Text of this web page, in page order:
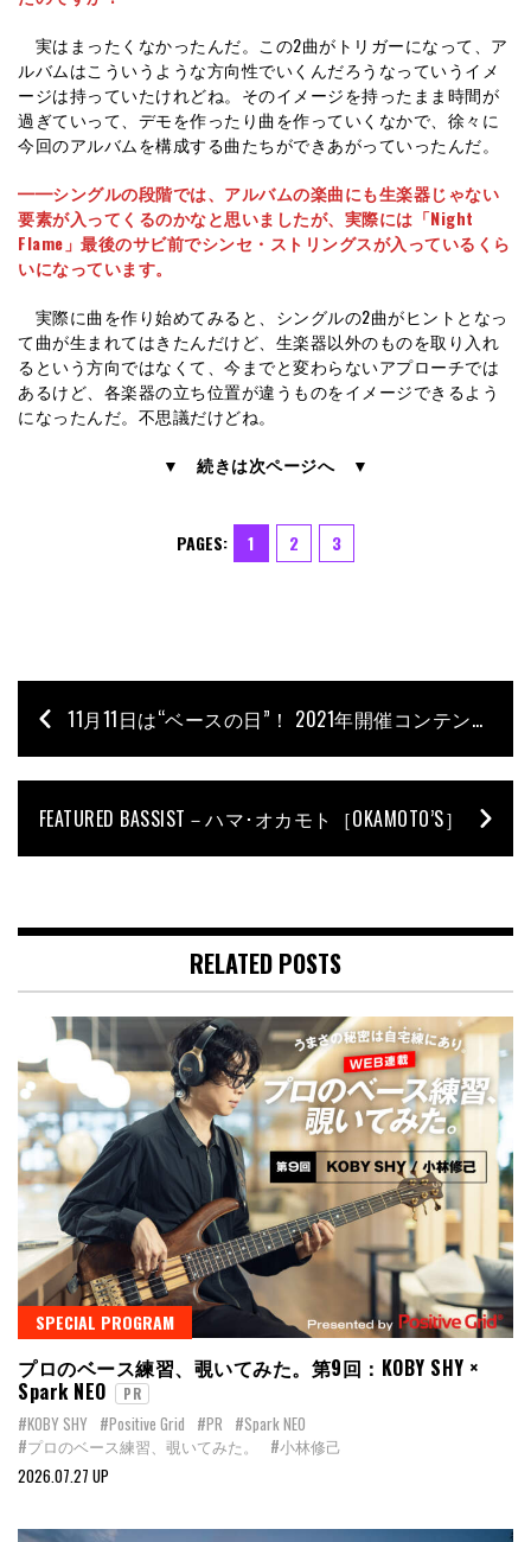
実はまったくなかったんだ。この2曲がトリガーになって、ア
ルバムはこういうような方向性でいくんだろうなっていうイメ
ージは持っていたけれどね。そのイメージを持ったまま時間が
過ぎていって、デモを作ったり曲を作っていくなかで、徐々に
今回のアルバムを構成する曲たちができあがっていったんだ。
━━シングルの段階では、アルバムの楽曲にも生楽器じゃない
要素が入ってくるのかなと思いましたが、実際には「Night
Flame」最後のサビ前でシンセ・ストリングスが入っているくら
いになっています。
実際に曲を作り始めてみると、シングルの2曲がヒントとなっ
て曲が生まれてはきたんだけど、生楽器以外のものを取り入れ
るという方向ではなくて、今までと変わらないアプローチでは
あるけど、各楽器の立ち位置が違うものをイメージできるよう
になったんだ。不思議だけどね。
▼ 続きは次ページへ ▼
PAGES: 1 2 3
11月11日は“ベースの日”！ 2021年開催コンテンツ情報
FEATURED BASSIST－ハマ･オカモト［OKAMOTO’S］
RELATED POSTS
SPECIAL PROGRAM
プロのベース練習、覗いてみた。第9回：KOBY SHY ×
Spark NEO
PR
#KOBY SHY #Positive Grid #PR #Spark NEO
#プロのベース練習、覗いてみた。
#小林修己
2026.07.27 UP